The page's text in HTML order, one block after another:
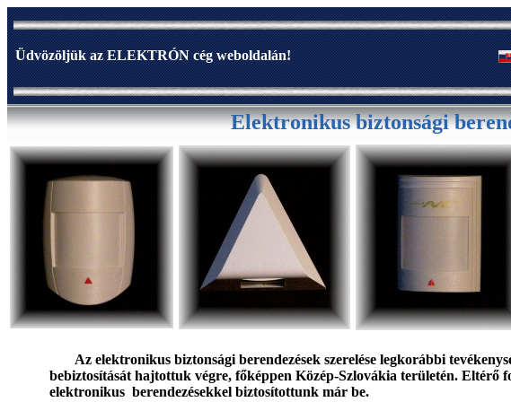
Üdvözöljük az ELEKTRÓN cég weboldalán!
Elektronikus biztonsági
Az elektronikus biztonsági berendezések szerelése legkorábbi
bebiztosítását hajtottuk végre, főképpen Közép-Szlovákia területén. Eltérő
elektronikus berendezésekkel biztosítottunk már be.